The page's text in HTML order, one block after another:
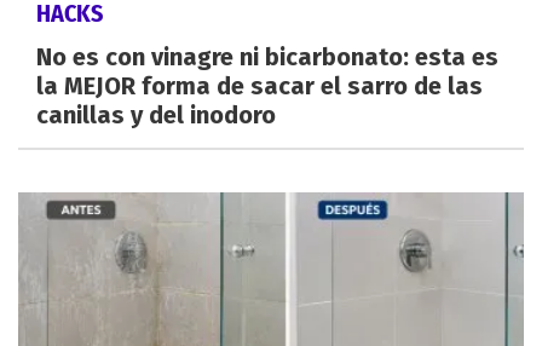
HACKS
No es con vinagre ni bicarbonato: esta es
la MEJOR forma de sacar el sarro de las
canillas y del inodoro